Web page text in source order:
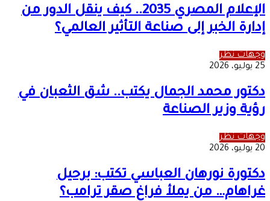
الإعلام المصري 2035.. كيف ينقل الدور من
إدارة الخبر إلى صناعة التأثير العالمي؟
وجهات نظر
25 يوليو، 2026
دكتور محمد الجمال يكتب.. شق الثعبان في
رؤية وزير الصناعة
وجهات نظر
20 يوليو، 2026
دكتورة نورهان العباسي تكتب: برحيل
غراهام… من يملأ فراغ صقر ترامب؟